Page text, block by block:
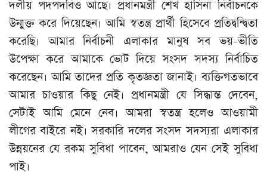
দলীয় পদপদবিও আছে। প্রধানমন্ত্রী শেখ হাসিনা নির্বাচনকে
উন্মুক্ত করে দিয়েছেন। আমি স্বতন্ত্র প্রার্থী হিসেবে প্রতিদ্বন্দ্বিতা
করেছি। আমার নির্বাচনী এলাকার মানুষ সব ভয়-ভীতি
উপেক্ষা করে আমাকে ভোট দিয়ে সংসদ সদস্য নির্বাচিত
করেছেন। আমি তাদের প্রতি কৃতজ্ঞতা জানাই। ব্যক্তিগতভাবে
আমার চাওয়ার কিছু নেই। প্রধানমন্ত্রী যে সিদ্ধান্ত দেবেন,
সেটাই আমি মেনে নেব। আমরা স্বতন্ত্র হলেও আওয়ামী
লীগের বাইরে নই। সরকারি দলের সংসদ সদস্যরা এলাকার
উন্নয়নের যে রকম সুবিধা পাবেন, আমরাও যেন সেই সুবিধা
পাই।